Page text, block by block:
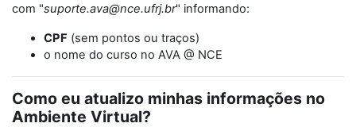
com "suporte.ava@nce.ufrj.br" informando:
CPF (sem pontos ou traços)
o nome do curso no AVA @ NCE
Como eu atualizo minhas informações no
Ambiente Virtual?